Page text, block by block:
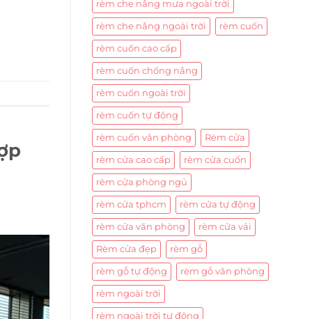
rèm che nắng mưa ngoài trời
rèm che nắng ngoài trời rèm cuốn
rèm cuốn cao cấp
rèm cuốn chống nắng
rèm cuốn ngoài trời
rèm cuốn tự động
rèm cuốn văn phòng Rèm cửa
rèm cửa cao cấp rèm cửa cuốn
rèm cửa phòng ngủ
rèm cửa tphcm rèm cửa tự động
rèm cửa văn phòng rèm cửa vải
Rèm cửa đẹp rèm gỗ
rèm gỗ tự động rèm gỗ văn phòng
rèm ngoài trời
rèm ngoài trời tự động